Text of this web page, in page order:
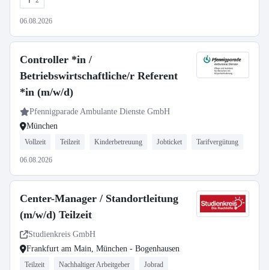
06.08.2026
Controller *in /
Betriebswirtschaftliche/r Referent
*in (m/w/d)
Pfennigparade Ambulante Dienste GmbH
München
Vollzeit Teilzeit Kinderbetreuung Jobticket Tarifvergütung
06.08.2026
Center-Manager / Standortleitung
(m/w/d) Teilzeit
Studienkreis GmbH
Frankfurt am Main, München - Bogenhausen
Teilzeit Nachhaltiger Arbeitgeber Jobrad